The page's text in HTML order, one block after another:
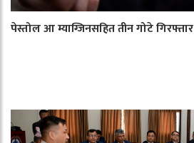
पेस्तोल आ म्याग्जिनसहित तीन गोटे गिरफ्तार